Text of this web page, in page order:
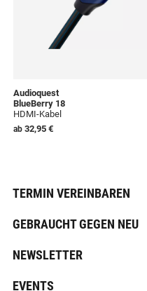
Audioquest
BlueBerry 18
HDMI-Kabel
ab 32,95 €
TERMIN VEREINBAREN
GEBRAUCHT GEGEN NEU
NEWSLETTER
EVENTS